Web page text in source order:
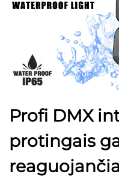
Profi DMX
protingais